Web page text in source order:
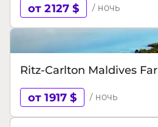
от 2127 $ / ночь
Ritz-Carlton Maldives
от 1917 $ / ночь